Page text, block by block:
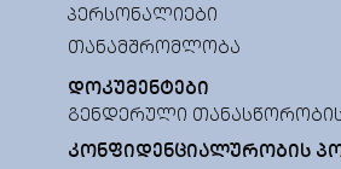
ᲞᲔᲠᲡᲝᲜᲐᲚᲘᲔᲑᲘ
ᲗᲐᲜᲐᲛᲨᲠᲝᲛᲚᲝᲑᲐ
ᲓᲝᲙᲣᲛᲔᲜᲢᲔᲑᲘ
ᲒᲔᲜᲓᲔᲠᲣᲚᲘ
ᲙᲝᲜᲤᲘᲓᲔᲜᲪᲘᲐᲚᲣᲠᲝᲑᲘᲡ